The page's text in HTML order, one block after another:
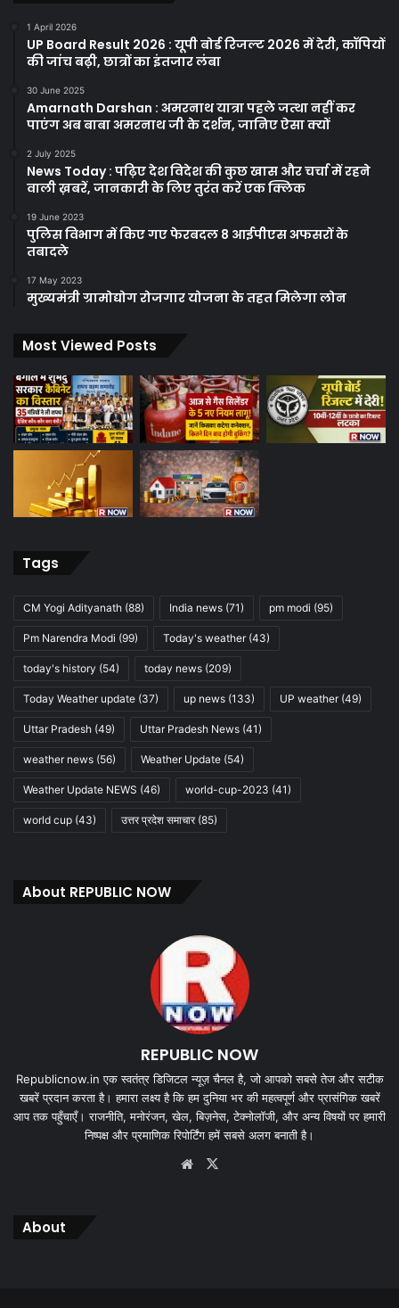
1 April 2026
UP Board Result 2026 : यूपी बोर्ड रिजल्ट 2026 में देरी, कॉपियों
की जांच बढ़ी, छात्रों का इंतजार लंबा
30 June 2025
Amarnath Darshan : अमरनाथ यात्रा पहले जत्था नहीं कर
पाएंग अब बाबा अमरनाथ जी के दर्शन, जानिए ऐसा क्यों
2 July 2025
News Today : पढ़िए देश विदेश की कुछ खास और चर्चा में रहने
वाली ख़बरें, जानकारी के लिए तुरंत करें एक क्लिक
19 June 2023
पुलिस विभाग में किए गए फेरबदल 8 आईपीएस अफसरों के
तबादले
17 May 2023
मुख्यमंत्री ग्रामोद्योग रोजगार योजना के तहत मिलेगा लोन
Most Viewed Posts
Tags
CM Yogi Adityanath (88) India news (71) pm modi (95)
Pm Narendra Modi (99) Today's weather(43)
today's history (54) today news (209)
Today Weather update (37) up news (133) UP weather(49)
Uttar Pradesh (49) Uttar Pradesh News (41)
weather news (56) Weather Update (54)
Weather Update NEWS (46) world-cup-2023 (41)
world cup (43) उत्तर प्रदेश समाचार(85)
About REPUBLIC NOW
REPUBLIC NOW
Republicnow.in एक स्वतंत्र डिजिटल न्यूज़ चैनल है, जो आपको सबसे तेज और सटीक
खबरें प्रदान करता है। हमारा लक्ष्य है कि हम दुनिया भर की महत्वपूर्ण और प्रासंगिक खबरें
आप तक पहुँचाएँ। राजनीति, मनोरंजन, खेल, बिज़नेस, टेक्नोलॉजी, और अन्य विषयों पर हमारी
निष्पक्ष और प्रमाणिक रिपोर्टिंग हमें सबसे अलग बनाती है।
Website
About